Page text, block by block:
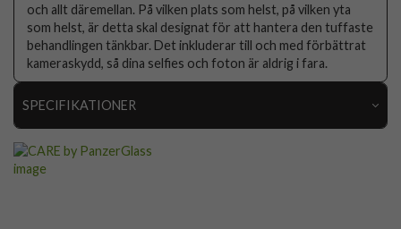
och allt däremellan. På vilken plats som helst, på vilken yta
som helst, är detta skal designat för att hantera den tuffaste
behandlingen tänkbar. Det inkluderar till och med förbättrat
kameraskydd, så dina selfies och foton är aldrig i fara.
SPECIFIKATIONER
Artikelnummer
Passar till